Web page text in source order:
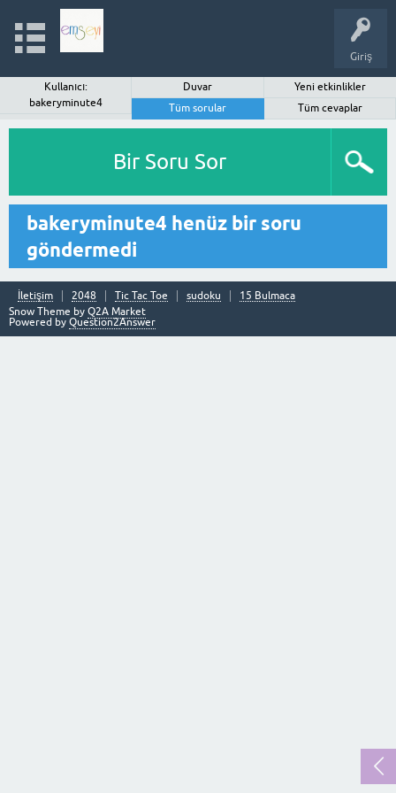
Giriş
Kullanıcı:
bakeryminute4
Duvar
Yeni etkinlikler
Tüm sorular
Tüm cevaplar
Bir Soru Sor
bakeryminute4 henüz bir soru
göndermedi
İletişim 2048 Tic Tac Toe sudoku
15 Bulmaca
Snow Theme by Q2A Market
Powered by Question2Answer